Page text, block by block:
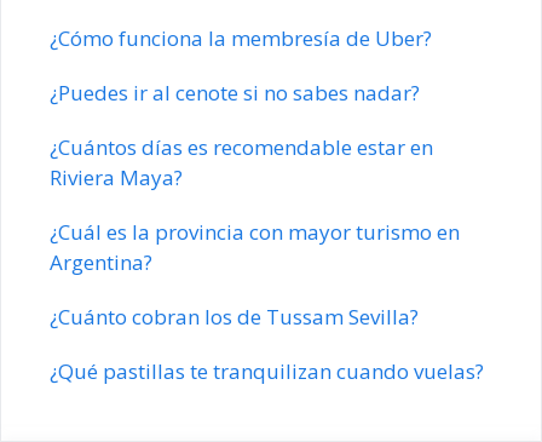
¿Cómo funciona la membresía de Uber?
¿Puedes ir al cenote si no sabes nadar?
¿Cuántos días es recomendable estar en
Riviera Maya?
¿Cuál es la provincia con mayor turismo en
Argentina?
¿Cuánto cobran los de Tussam Sevilla?
¿Qué pastillas te tranquilizan cuando vuelas?